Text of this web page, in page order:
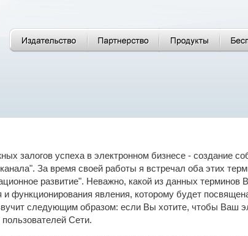
залогов успеха в электронном бизнесе - создание
За время своей работы я встречал оба этих
развитие". Неважно, какой из данных терминов
и функционирования явления, которому будет
следующим образом: если Вы хотите, чтобы Ваш
Сети.